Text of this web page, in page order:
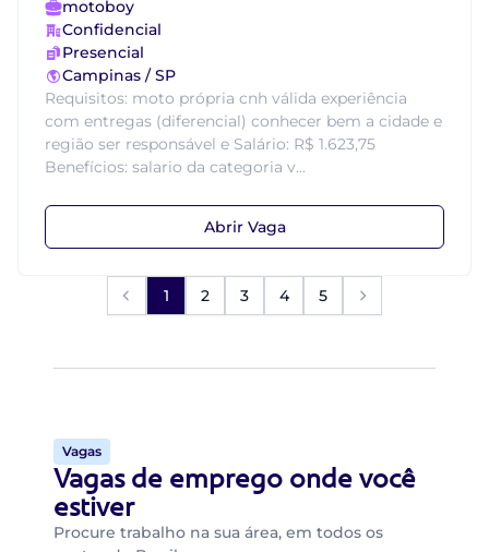
motoboy
Confidencial
Presencial
Campinas / SP
Requisitos: moto própria cnh válida experiência
com entregas (diferencial) conhecer bem a cidade e
região ser responsável e Salário: R$ 1.623,75
Benefícios: salario da categoria v...
Abrir Vaga
1 2 3 4 5
Vagas
Vagas de emprego onde você
estiver
Procure trabalho na sua área, em todos os